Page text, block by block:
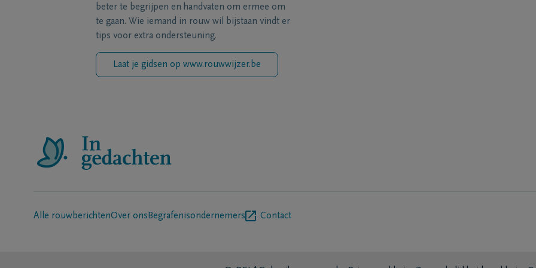
beter te begrijpen en handvaten om ermee om
te gaan. Wie iemand in rouw wil bijstaan vindt er
tips voor extra ondersteuning.
Laat je gidsen op www.rouwwijzer.be
Alle rouwberichtenOver ons Begrafenisondernemers Contact